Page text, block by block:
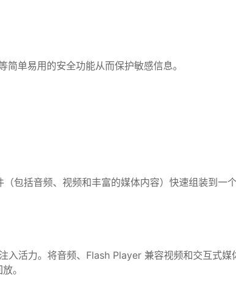
单易用的安全功能从而保护敏感信息。
包括音频、视频和丰富的媒体内容）快速组装到一
入活力。将音频、Flash Player 兼容视频和交互式
。